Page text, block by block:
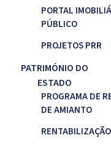
PORTAL
PÚBLICO
PROJETOS PRR
PATRIMÓNIO DO
ESTADO
PROGRAMA DE
DE AMIANTO
RENTABILIZAÇÃO